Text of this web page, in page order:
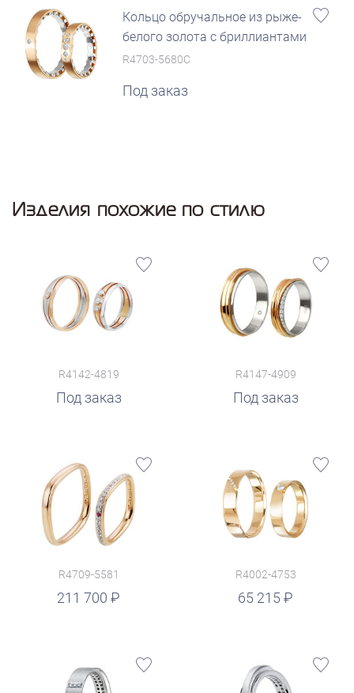
Кольцо обручальное из рыже-
белого золота с бриллиантами
R4703-5680C
Под заказ
Изделия похожие по стилю
R4142-4819
Под заказ
R4147-4909
Под заказ
R4709-5581
211 700
R4002-4753
65 215
руб.